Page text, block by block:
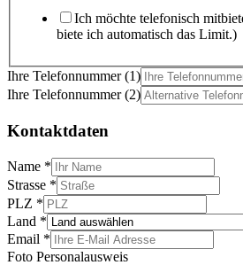
Ich möchte telefonisch
biete ich automatisch das Limit.)
Ihre Telefonnummer (1)
Ihre Telefonnummer (2)
Kontaktdaten
Name *
Strasse *
PLZ *
Land *
Email *
Foto Personalausweis